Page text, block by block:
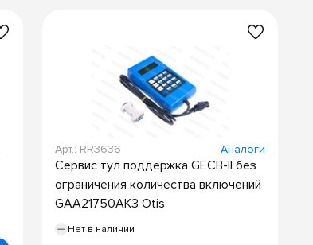
Арт.: RR3636 Аналоги
Сервис тул поддержка GECB-II без
ограничения количества включений
GAA21750AK3 Otis
Нет в наличии